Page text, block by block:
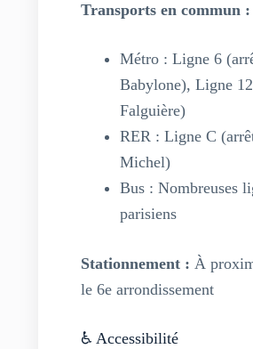
Transports en commun :
Métro : Ligne 6
Babylone), Ligne
Falguière)
RER : Ligne C
Michel)
Bus : Nombreuses
parisiens
Stationnement : À
le 6e arrondissement
♿ Accessibilité